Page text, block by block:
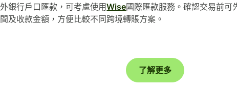
銀行戶口匯款，可考慮使用Wise國際匯款服務。確認交易前
及收款金額，方便比較不同跨境轉賬方案。
了解更多